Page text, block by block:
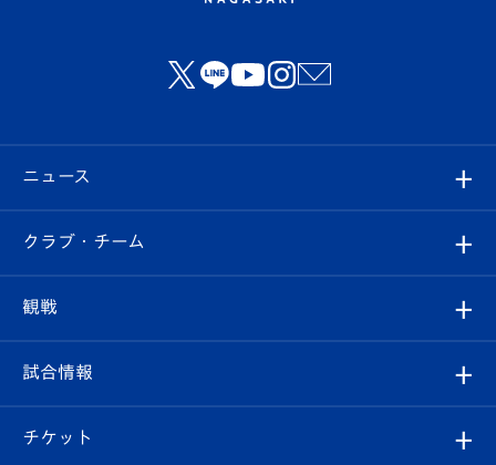
ニュース
すべて
クラブ
試合情報
クラブ・チーム
クラブ概要
観戦
観戦ルール
試合情報
試合日程/結果
チケット